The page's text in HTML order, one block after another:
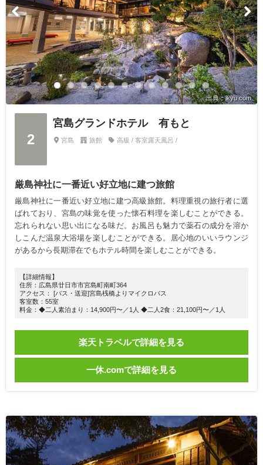
出典：ikyu.com
2
宮島グランドホテル 有もと
宮島 旅館 高級 / 客室露天風呂 /
厳島神社に一番近い好立地に建つ旅館
厳島神社に一番近い好立地に建つ高級旅館。料理重視の旅行者に選
ばれており、宮島の味覚を使った懐石料理を楽しむことができる。
忘れられない思い出になる味だ。お風呂も魅力で薬石の成分を溶か
しこんだ温泉大浴場を楽しむことができる。居心地のいいラウンジ
があるから長期滞在でもホテル時間を楽しむことができる。
【詳細情報】
住所：広島県廿日市市宮島町南町364
アクセス： [バス・送迎]宮島桟橋よりマイクロバス
客室数：55室
料金：◆二人素泊まり：14,900円〜／1人 ◆二人2食：21,100円〜／1人
楽天トラベルで詳細を見る
一休.comで詳細を見る